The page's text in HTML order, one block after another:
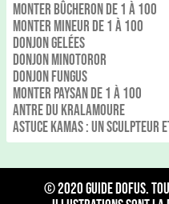
Monter Bûcheron de 1 à 100
Monter Mineur de 1 à 100
Donjon Gelées
Donjon Minotoror
Donjon Fungus
Monter Paysan de 1 à 100
Antre du Kralamoure
Astuce Kamas : Un sculpteur
© 2020Guide Dofus.